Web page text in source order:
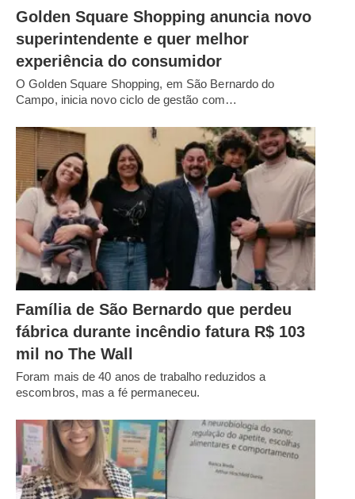
Golden Square Shopping anuncia novo
superintendente e quer melhor
experiência do consumidor
O Golden Square Shopping, em São Bernardo do
Campo, inicia novo ciclo de gestão com…
Família de São Bernardo que perdeu
fábrica durante incêndio fatura R$ 103
mil no The Wall
Foram mais de 40 anos de trabalho reduzidos a
escombros, mas a fé permaneceu.